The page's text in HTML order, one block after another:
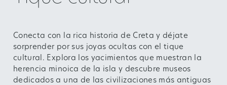
Conecta con la rica historia de Creta y déjate
sorprender por sus joyas ocultas con el tique
cultural. Explora los yacimientos que muestran la
herencia minoica de la isla y descubre museos
dedicados a una de las civilizaciones más antiguas